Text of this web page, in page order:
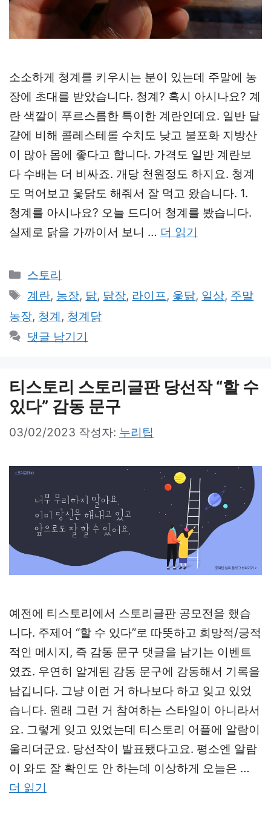
소소하게 청계를 키우시는 분이 있는데 주말에 농
장에 초대를 받았습니다. 청계? 혹시 아시나요? 계
란 색깔이 푸르스름한 특이한 계란인데요. 일반 달
걀에 비해 콜레스테롤 수치도 낮고 불포화 지방산
이 많아 몸에 좋다고 합니다. 가격도 일반 계란보
다 수배는 더 비싸죠. 개당 천원정도 하지요. 청계
도 먹어보고 옻닭도 해줘서 잘 먹고 왔습니다. 1.
청계를 아시나요? 오늘 드디어 청계를 봤습니다.
실제로 닭을 가까이서 보니 … 더 읽기
카
테
리
스토리
태
그
계란, 농장, 닭, 닭장, 라이프, 옻닭, 일상, 주말
농장, 청계, 청계닭
댓글 남기기
티스토리 스토리글판 당선작 “할 수
있다” 감동 문구
03/02/2023 작성자: 누리팁
예전에 티스토리에서 스토리글판 공모전을 했습
니다. 주제어 “할 수 있다”로 따뜻하고 희망적/긍적
적인 메시지, 즉 감동 문구 댓글을 남기는 이벤트
였죠. 우연히 알게된 감동 문구에 감동해서 기록을
남깁니다. 그냥 이런 거 하나보다 하고 잊고 있었
습니다. 원래 그런 거 참여하는 스타일이 아니라서
요. 그렇게 잊고 있었는데 티스토리 어플에 알람이
울리더군요. 당선작이 발표됐다고요. 평소엔 알람
이 와도 잘 확인도 안 하는데 이상하게 오늘은 …
더 읽기